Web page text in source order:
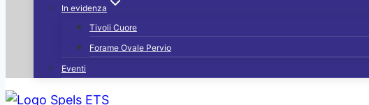
In evidenza
Tivoli Cuore
Forame Ovale Pervio
Eventi